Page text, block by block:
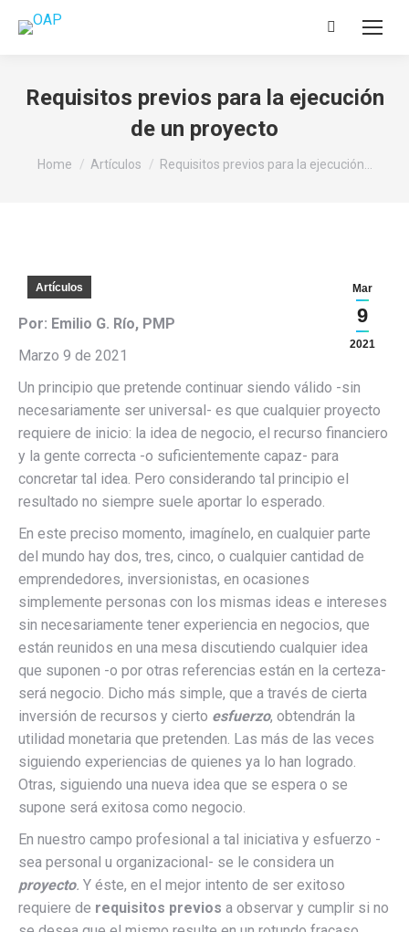
Search:
Requisitos previos para la ejecución
de un proyecto
You are here:
Home Artículos Requisitos previos para la ejecución…
Mar
9
2021
Artículos
Por: Emilio G. Río, PMP
Marzo 9 de 2021
Un principio que pretende continuar siendo válido -sin
necesariamente ser universal- es que cualquier proyecto
requiere de inicio: la idea de negocio, el recurso financiero
y la gente correcta -o suficientemente capaz- para
concretar tal idea. Pero considerando tal principio el
resultado no siempre suele aportar lo esperado.
En este preciso momento, imagínelo, en cualquier parte
del mundo hay dos, tres, cinco, o cualquier cantidad de
emprendedores, inversionistas, en ocasiones
simplemente personas con los mismas ideas e intereses
sin necesariamente tener experiencia en negocios, que
están reunidos en una mesa discutiendo cualquier idea
que suponen -o por otras referencias están en la certeza-
será negocio. Dicho más simple, que a través de cierta
inversión de recursos y cierto esfuerzo, obtendrán la
utilidad monetaria que pretenden. Las más de las veces
siguiendo experiencias de quienes ya lo han logrado.
Otras, siguiendo una nueva idea que se espera o se
supone será exitosa como negocio.
En nuestro campo profesional a tal iniciativa y esfuerzo -
sea personal u organizacional- se le considera un
proyecto. Y éste, en el mejor intento de ser exitoso
requiere de requisitos previos a observar y cumplir si no